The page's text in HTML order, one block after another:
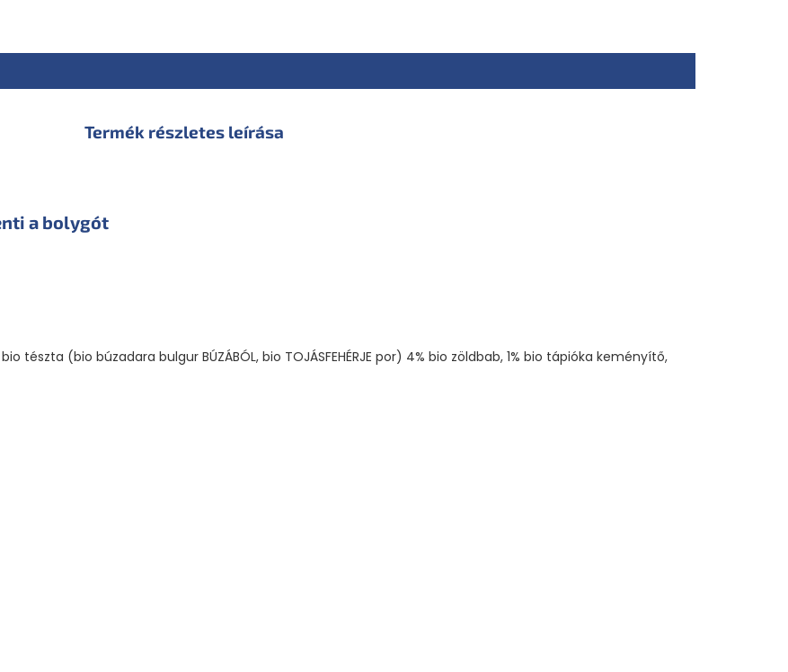
Termék részletes leírása
a bolygót
tészta (bio búzadara bulgur BÚZÁBÓL, bio TOJÁSFEHÉRJE por) 4% bio zöldbab, 1% bio tápióka keményítő,